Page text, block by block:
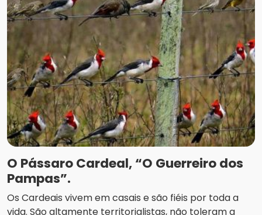
O Pássaro Cardeal, “O Guerreiro dos
Pampas”.
Os Cardeais vivem em casais e são fiéis por toda a
vida. São altamente territorialistas, não toleram a